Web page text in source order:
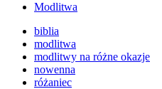
Modlitwa
biblia
modlitwa
modlitwy na różne okazje
nowenna
różaniec